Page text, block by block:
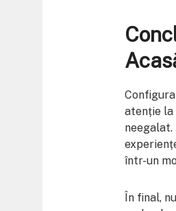
atenție la
într-un
În final,